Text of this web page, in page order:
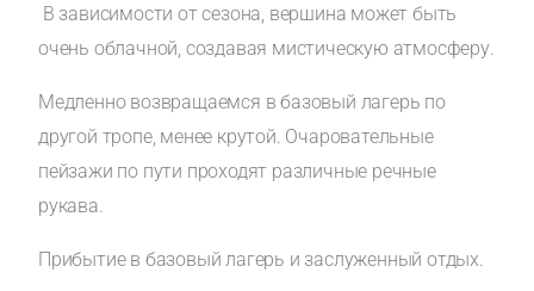
В зависимости от сезона, вершина может быть
очень облачной, создавая мистическую атмосферу.
Медленно возвращаемся в базовый лагерь по
другой тропе, менее крутой. Очаровательные
пейзажи по пути проходят различные речные
рукава.
Прибытие в базовый лагерь и заслуженный отдых.